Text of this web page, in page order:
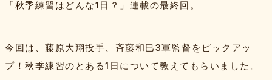
「秋季練習はどんな1日？」連載の最終回。
今回は、藤原大翔投手、斉藤和巳3軍監督をピックアッ
プ！秋季練習のとある1日について教えてもらいました。